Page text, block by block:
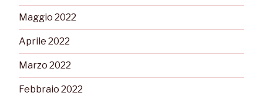
Maggio 2022
Aprile 2022
Marzo 2022
Febbraio 2022